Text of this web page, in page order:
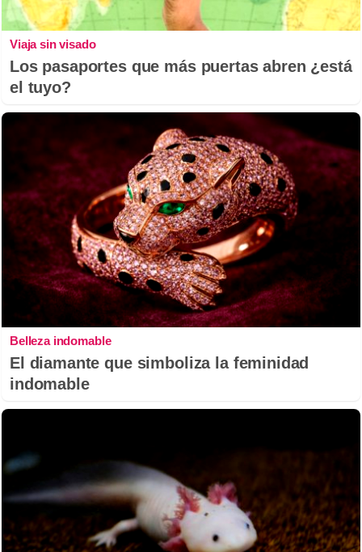
Viaja sin visado
Los pasaportes que más puertas abren ¿está
el tuyo?
Belleza indomable
El diamante que simboliza la feminidad
indomable